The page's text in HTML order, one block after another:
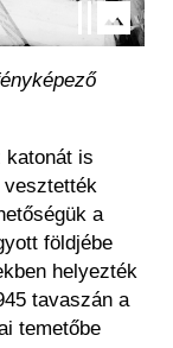
katonát is
vesztették
a
földjébe
helyezték
tavaszán a
temetőbe